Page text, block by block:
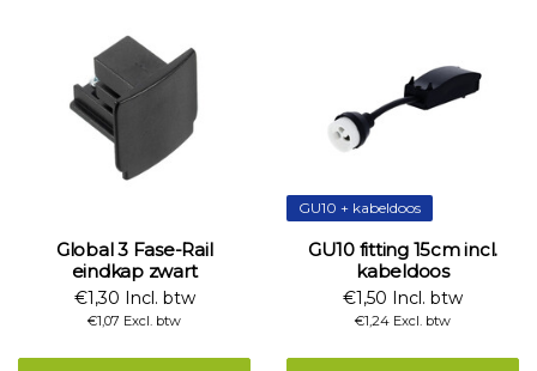
Global 3 Fase-Rail
eindkap zwart
€1,30 Incl. btw
€1,07 Excl. btw
GU10 + kabeldoos
GU10 fitting 15cm incl.
kabeldoos
€1,50 Incl. btw
€1,24 Excl. btw